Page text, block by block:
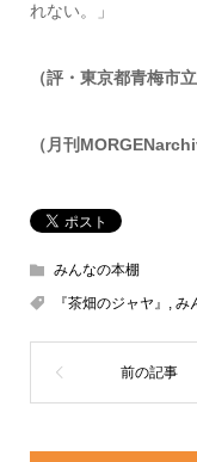
れない。」
（評・東京都青梅市
（月刊
みんなの本棚
『茶畑のジャヤ』 , み